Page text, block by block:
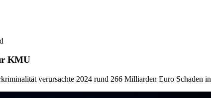
KMU
verursachte 2024 rund 266 Milliarden Euro